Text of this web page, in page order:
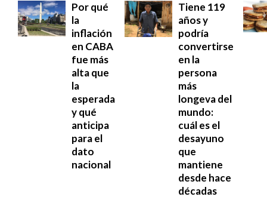
Por qué
la
inflación
en CABA
fue más
alta que
la
esperada
y qué
anticipa
para el
dato
nacional
Tiene 119
años y
podría
convertirse
en la
persona
más
longeva del
mundo:
cuál es el
desayuno
que
mantiene
desde hace
décadas